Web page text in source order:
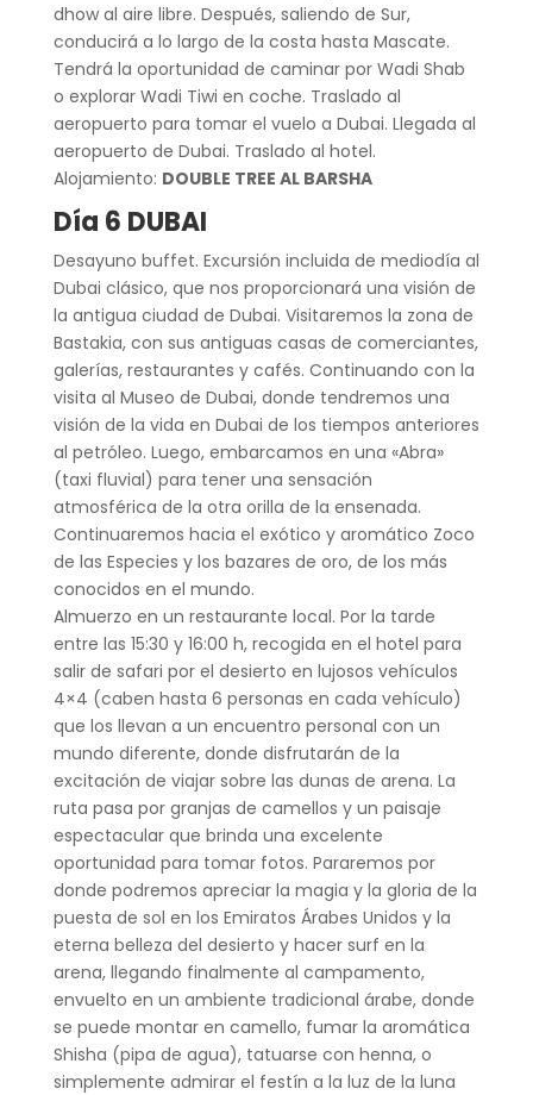
dhow al aire libre. Después, saliendo de Sur,
conducirá a lo largo de la costa hasta Mascate.
Tendrá la oportunidad de caminar por Wadi Shab
o explorar Wadi Tiwi en coche. Traslado al
aeropuerto para tomar el vuelo a Dubai. Llegada al
aeropuerto de Dubai. Traslado al hotel.
Alojamiento: DOUBLE TREE AL BARSHA
Día 6 DUBAI
Desayuno buffet. Excursión incluida de mediodía al
Dubai clásico, que nos proporcionará una visión de
la antigua ciudad de Dubai. Visitaremos la zona de
Bastakia, con sus antiguas casas de comerciantes,
galerías, restaurantes y cafés. Continuando con la
visita al Museo de Dubai, donde tendremos una
visión de la vida en Dubai de los tiempos anteriores
al petróleo. Luego, embarcamos en una «Abra»
(taxi fluvial) para tener una sensación
atmosférica de la otra orilla de la ensenada.
Continuaremos hacia el exótico y aromático Zoco
de las Especies y los bazares de oro, de los más
conocidos en el mundo.
Almuerzo en un restaurante local. Por la tarde
entre las 15:30 y 16:00 h, recogida en el hotel para
salir de safari por el desierto en lujosos vehículos
4×4 (caben hasta 6 personas en cada vehículo)
que los llevan a un encuentro personal con un
mundo diferente, donde disfrutarán de la
excitación de viajar sobre las dunas de arena. La
ruta pasa por granjas de camellos y un paisaje
espectacular que brinda una excelente
oportunidad para tomar fotos. Pararemos por
donde podremos apreciar la magia y la gloria de la
puesta de sol en los Emiratos Árabes Unidos y la
eterna belleza del desierto y hacer surf en la
arena, llegando finalmente al campamento,
envuelto en un ambiente tradicional árabe, donde
se puede montar en camello, fumar la aromática
Shisha (pipa de agua), tatuarse con henna, o
simplemente admirar el festín a la luz de la luna